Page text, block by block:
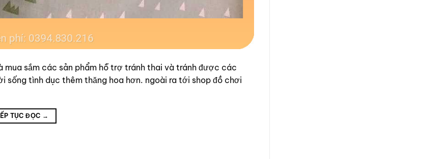
mua sắm các sản phẩm hỗ trợ tránh thai và tránh được các
sống tình dục thêm thăng hoa hơn. ngoài ra tới shop đồ chơi
TỤC ĐỌC →